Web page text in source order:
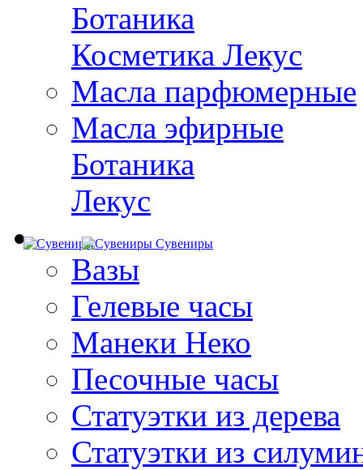
Ботаника
Косметика Лекус
Масла парфюмерные
Масла эфирные
Ботаника
Лекус
Сувениры
Вазы
Гелевые часы
Манеки Неко
Песочные часы
Статуэтки из дерева
Статуэтки из